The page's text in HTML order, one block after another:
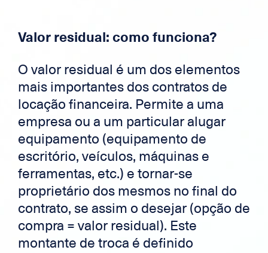
Valor residual: como funciona?
O valor residual é um dos elementos
mais importantes dos contratos de
locação financeira. Permite a uma
empresa ou a um particular alugar
equipamento (equipamento de
escritório, veículos, máquinas e
ferramentas, etc.) e tornar-se
proprietário dos mesmos no final do
contrato, se assim o desejar (opção de
compra = valor residual). Este
montante de troca é definido